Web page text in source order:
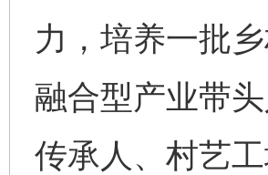
力，培养一批
融合型产业带
传承人、村艺